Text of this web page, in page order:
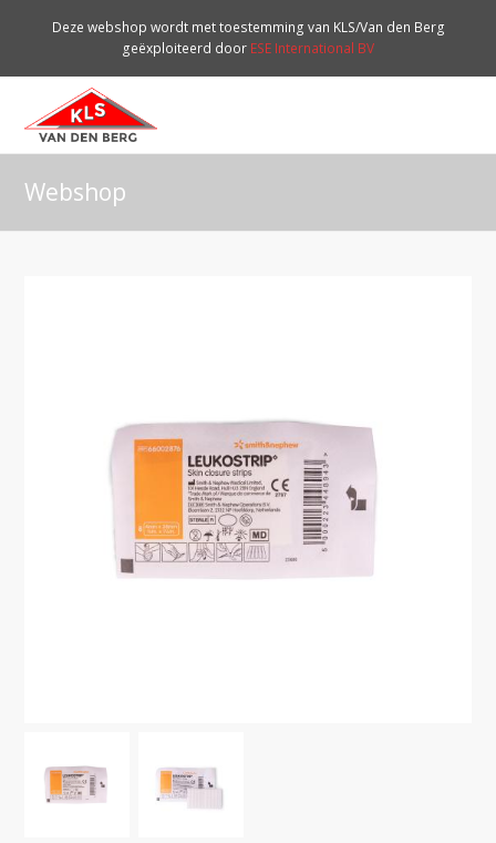
Deze webshop wordt met toestemming van KLS/Van den Berg
geëxploiteerd door ESE International BV
Webshop